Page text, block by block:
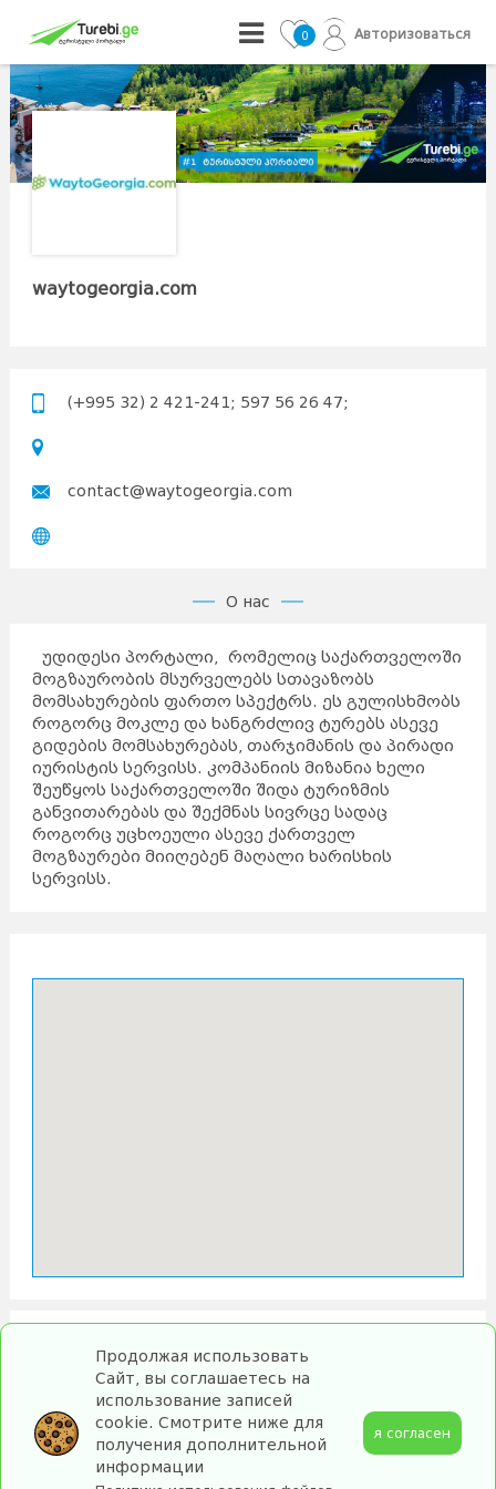
0 Авторизоваться
waytogeorgia.com
(+995 32) 2 421-241; 597 56 26 47;
contact@waytogeorgia.com
О нас
უდიდესი პორტალი, რომელიც საქართველოში
მოგზაურობის მსურველებს სთავაზობს
მომსახურების ფართო სპექტრს. ეს გულისხმობს
როგორც მოკლე და ხანგრძლივ ტურებს ასევე
გიდების მომსახურებას, თარჯიმანის და პირადი
იურისტის სერვისს. კომპანიის მიზანია ხელი
შეუწყოს საქართველოში შიდა ტურიზმის
განვითარებას და შექმნას სივრცე სადაც
როგორც უცხოეული ასევე ქართველ
მოგზაურები მიიღებენ მაღალი ხარისხის
სერვისს.
Продолжая использовать
Сайт, вы соглашаетесь на
использование записей
cookie. Смотрите ниже для
получения дополнительной
информации
я согласен